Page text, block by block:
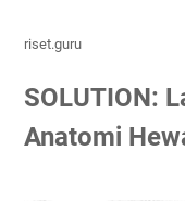
riset.guru
SOLUTION:
Anatomi